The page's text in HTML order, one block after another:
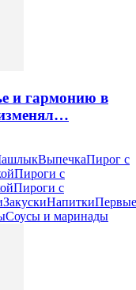
и гармонию в
ВыпечкаПирог с
Пироги с
Пироги с
ЗакускиНапиткиПервые
Соусы и маринады